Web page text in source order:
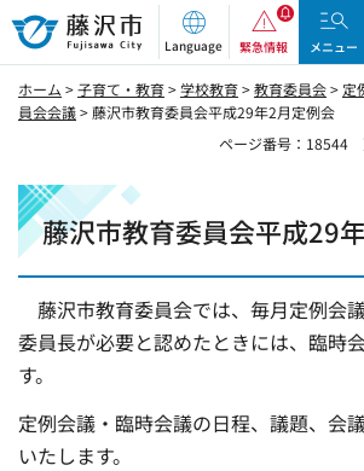
藤沢市
Language 緊急情報 メニュー
ホーム >子育て・教育>学校教育>教育委員会> 定
員会会議> 藤沢市教育委員会平成29年2月定例会
ページ番号：18544
藤沢市教育委員会平成29
藤沢市教育委員会では、毎月定例会
委員長が必要と認めたときには、臨時
す。
定例会議・臨時会議の日程、議題、会
いたします。